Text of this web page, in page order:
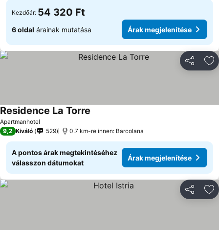
Kezdőár: 54 320 Ft
6 oldal árainak mutatása Árak megjelenítése
Apartmanhotel
Residence La Torre
9,2 Kiváló 529 0.7 km-re innen: Barcolana
A pontos árak megtekintéséhez
válasszon dátumokat
Árak megjelenítése